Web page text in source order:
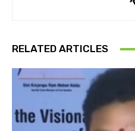
RELATED ARTICLES